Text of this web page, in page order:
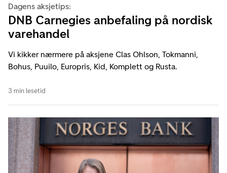
Dagens aksjetips:
DNB Carnegies anbefaling på nordisk
varehandel
Vi kikker nærmere på aksjene Clas Ohlson, Tokmanni,
Bohus, Puuilo, Europris, Kid, Komplett og Rusta.
3 min lesetid